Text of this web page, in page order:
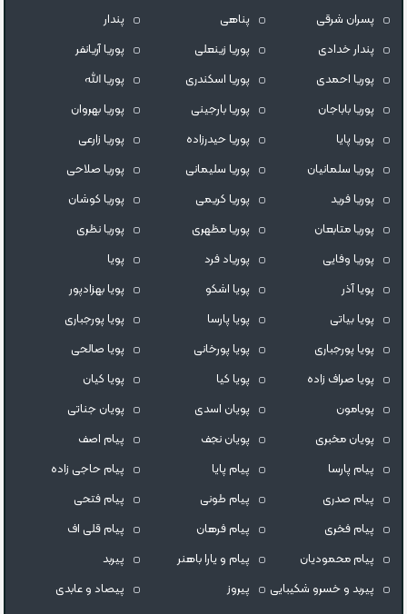
پسران شرقی
پناهی
پندار
پندار خدادی
پوريا زينعلى
پوریا آریانفر
پوریا احمدی
پوریا اسکندری
پوریا الله
پوریا باباجان
پوریا بارجینی
پوریا بهروان
پوریا پایا
پوریا حیدرزاده
پوریا زارعی
پوریا سلمانیان
پوریا سلیمانی
پوریا صلاحی
پوریا فرید
پوریا کریمی
پوریا کوشان
پوریا متابعان
پوریا مظهری
پوریا نظری
پوریا وفایی
پوریاد فرد
پویا
پویا آذر
پویا اشکو
پویا بهزادپور
پویا بیاتی
پویا پارسا
پویا پورجبارى
پویا پورجباری
پویا پورخانی
پویا صالحی
پویا صراف زاده
پویا کیا
پویا کیان
پویامون
پویان اسدی
پویان جناتی
پویان مخبری
پویان نجف
پیام اصف
پیام پارسا
پیام پایا
پیام حاجی زاده
پیام صدری
پیام طونی
پیام فتحی
پیام فخری
پیام فرهان
پیام قلی اف
پیام محمودیان
پیام و یارا باهنر
پیربد
پیربد و خسرو شکیبایی
پیروز
پیصاد و عابدی